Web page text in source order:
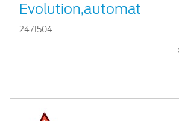
Evolution,automat
2471504